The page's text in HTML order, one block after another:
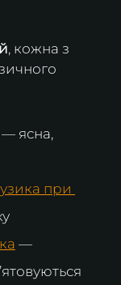
, кожна з
— ясна,
при
—